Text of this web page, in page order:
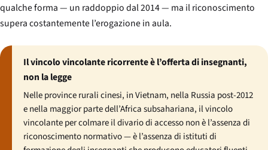
qualche forma — un raddoppio dal 2014 — ma il riconoscimento
supera costantemente l’erogazione in aula.
Il vincolo vincolante ricorrente è l’offerta di insegnanti,
non la legge
Nelle province rurali cinesi, in Vietnam, nella Russia post-2012
e nella maggior parte dell’Africa subsahariana, il vincolo
vincolante per colmare il divario di accesso non è l’assenza di
riconoscimento normativo — è l’assenza di istituti di